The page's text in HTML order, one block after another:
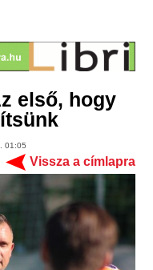
első, hogy
01:05
Vissza a címlapra